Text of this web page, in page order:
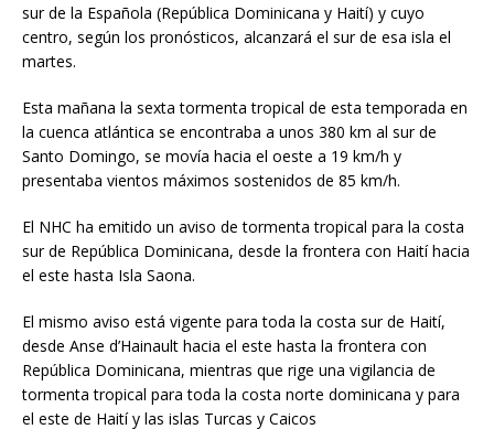
sur de la Española (República Dominicana y Haití) y cuyo
centro, según los pronósticos, alcanzará el sur de esa isla el
martes.
Esta mañana la sexta tormenta tropical de esta temporada en
la cuenca atlántica se encontraba a unos 380 km al sur de
Santo Domingo, se movía hacia el oeste a 19 km/h y
presentaba vientos máximos sostenidos de 85 km/h.
El NHC ha emitido un aviso de tormenta tropical para la costa
sur de República Dominicana, desde la frontera con Haití hacia
el este hasta Isla Saona.
El mismo aviso está vigente para toda la costa sur de Haití,
desde Anse d’Hainault hacia el este hasta la frontera con
República Dominicana, mientras que rige una vigilancia de
tormenta tropical para toda la costa norte dominicana y para
el este de Haití y las islas Turcas y Caicos